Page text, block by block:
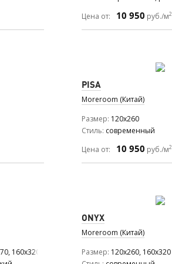
Цена от:
10 950 руб./м2
PISA
Moreroom (Китай)
Размер 120x260
Стиль современный
Цена от:
10 950 руб./м2
160x320
ONYX
Moreroom (Китай)
Размер 120x260, 160x320